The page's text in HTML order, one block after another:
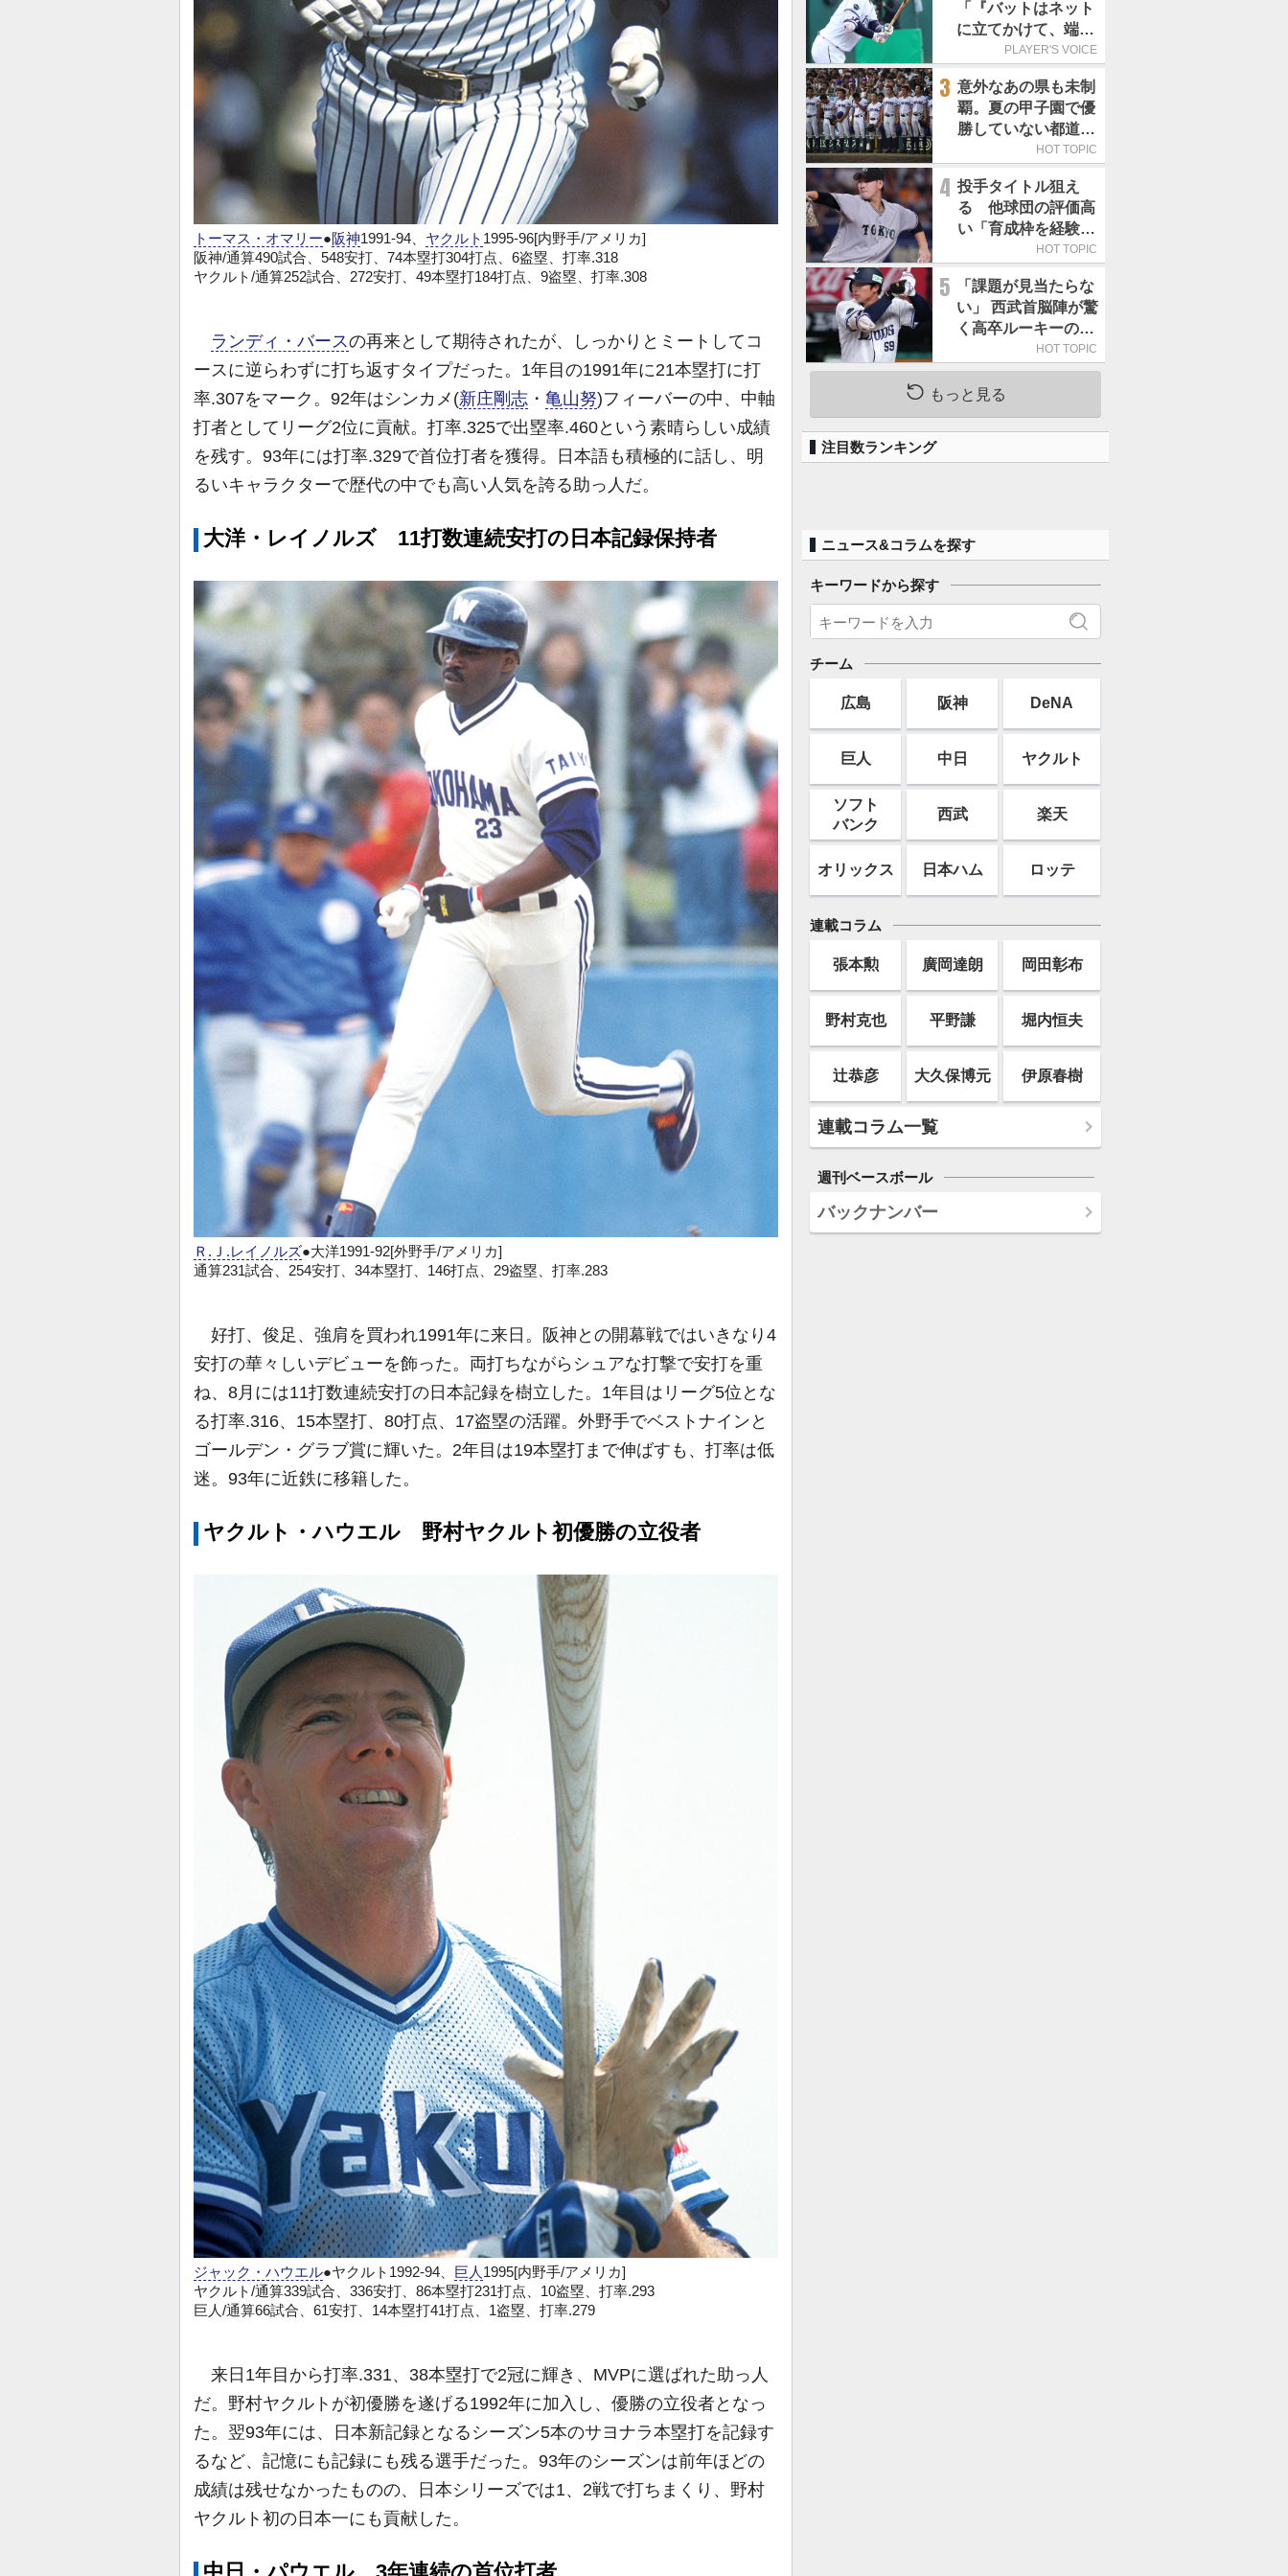
トーマス・オマリー●阪神1991-94、 ヤクルト 1995-96[内野手/アメリカ]
阪神/通算490試合、548安打、74本塁打304打点、6盗塁、打率.318
ヤクルト/通算252試合、272安打、49本塁打184打点、9盗塁、打率.308
ランディ・バースの再来として期待されたが、しっかりとミートしてコ
ースに逆らわずに打ち返すタイプだった。1年目の1991年に21本塁打に打
率.307をマーク。92年はシンカメ(新庄剛志 ・ 亀山努)フィーバーの中、中軸
打者としてリーグ2位に貢献。打率.325で出塁率.460という素晴らしい成績
を残す。93年には打率.329で首位打者を獲得。日本語も積極的に話し、明
るいキャラクターで歴代の中でも高い人気を誇る助っ人だ。
大洋・レイノルズ 11打数連続安打の日本記録保持者
Ｒ.Ｊ.レイノルズ●大洋1991-92[外野手/アメリカ]
通算231試合、254安打、34本塁打、146打点、29盗塁、打率.283
好打、俊足、強肩を買われ1991年に来日。阪神との開幕戦ではいきなり4
安打の華々しいデビューを飾った。両打ちながらシュアな打撃で安打を重
ね、8月には11打数連続安打の日本記録を樹立した。1年目はリーグ5位とな
る打率.316、15本塁打、80打点、17盗塁の活躍。外野手でベストナインと
ゴールデン・グラブ賞に輝いた。2年目は19本塁打まで伸ばすも、打率は低
迷。93年に近鉄に移籍した。
ヤクルト・ハウエル 野村ヤクルト初優勝の立役者
ジャック・ハウエル●ヤクルト1992-94、 巨人1995[内野手/アメリカ]
ヤクルト/通算339試合、336安打、86本塁打231打点、10盗塁、打率.293
巨人/通算66試合、61安打、14本塁打41打点、1盗塁、打率.279
来日1年目から打率.331、38本塁打で2冠に輝き、MVPに選ばれた助っ人
だ。野村ヤクルトが初優勝を遂げる1992年に加入し、優勝の立役者となっ
た。翌93年には、日本新記録となるシーズン5本のサヨナラ本塁打を記録す
るなど、記憶にも記録にも残る選手だった。93年のシーズンは前年ほどの
成績は残せなかったものの、日本シリーズでは1、2戦で打ちまくり、野村
ヤクルト初の日本一にも貢献した。
「『バットはネット
に立てかけて、端に
置くんだぞ』と栗山
だきました」／憧れ
の人からの金言
PLAYER'S VOICE
3 意外なあの県も未制
覇。夏の甲子園で優
勝していない都道府
HOT TOPIC
4 投手タイトル狙え
る 他球団の評価高
い「育成枠を経験し
た巨人の左腕」は
HOT TOPIC
5
「課題が見当たらな
い」 西武首脳陣が驚
く高卒ルーキーの高
HOT TOPIC
もっと見る
注目数ランキング
ニュース&コラムを探す
キーワードから探す
チーム
広島 阪神 DeNA
巨人 中日 ヤクルト
ソフト
バンク
西武 楽天
オリックス 日本ハム ロッテ
連載コラム
張本勲 廣岡達朗 岡田彰布
野村克也 平野謙 堀内恒夫
辻恭彦 大久保博元 伊原春樹
連載コラム一覧
週刊ベースボール
バックナンバー